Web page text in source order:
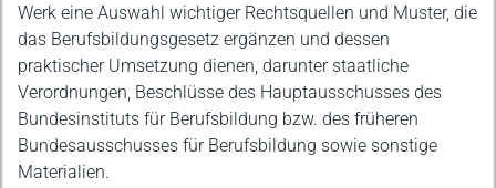
Werk eine Auswahl wichtiger Rechtsquellen und Muster, die
das Berufsbildungsgesetz ergänzen und dessen
praktischer Umsetzung dienen, darunter staatliche
Verordnungen, Beschlüsse des Hauptausschusses des
Bundesinstituts für Berufsbildung bzw. des früheren
Bundesausschusses für Berufsbildung sowie sonstige
Materialien.